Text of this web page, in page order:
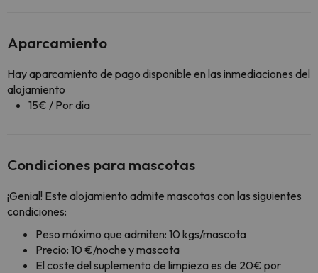
Aparcamiento
Hay aparcamiento de pago disponible en las inmediaciones del
alojamiento
15€ / Por día
Condiciones para mascotas
¡Genial! Este alojamiento admite mascotas con las siguientes
condiciones:
Peso máximo que admiten: 10 kgs/mascota
Precio: 10 €/noche y mascota
El coste del suplemento de limpieza es de 20€ por